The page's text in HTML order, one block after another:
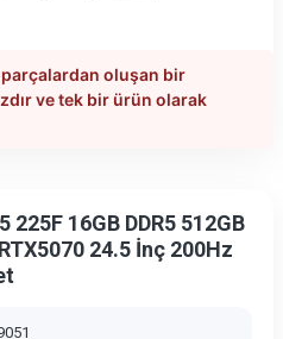
oluşan bir
ve tek bir ürün olarak
225F 16GB DDR5 512GB
24.5 İnç 200Hz